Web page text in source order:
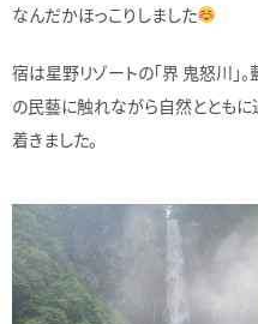
なんだかほっこりしました
宿は星野リゾートの「界 鬼怒川」
の民藝に触れながら自然とともに
着きました。